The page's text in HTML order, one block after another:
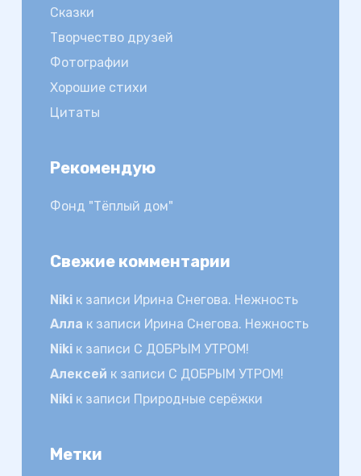
Сказки
Творчество друзей
Фотографии
Хорошие стихи
Цитаты
Рекомендую
Фонд "Тёплый дом"
Свежие комментарии
Nikiк записи Ирина Снегова. Нежность
Алла к записи Ирина Снегова. Нежность
Nikiк записи С ДОБРЫМ УТРОМ!
Алексей к записи С ДОБРЫМ УТРОМ!
Nikiк записи Природные серёжки
Метки